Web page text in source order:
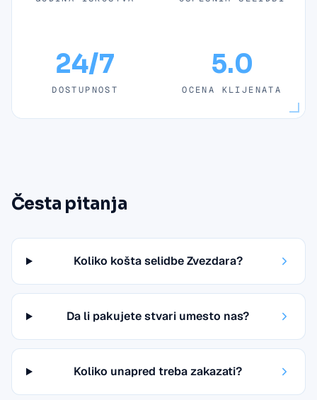
24/7
DOSTUPNOST
5.0
OCENA KLIJENATA
Česta pitanja
Koliko košta selidbe Zvezdara?
Da li pakujete stvari umesto nas?
Koliko unapred treba zakazati?